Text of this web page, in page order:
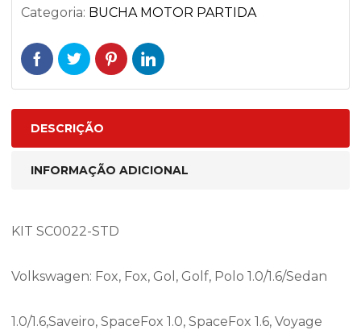
Categoria: BUCHA MOTOR PARTIDA
DESCRIÇÃO
INFORMAÇÃO ADICIONAL
KIT SC0022-STD
Volkswagen: Fox, Fox, Gol, Golf, Polo 1.0/1.6/Sedan
1.0/1.6,Saveiro, SpaceFox 1.0, SpaceFox 1.6, Voyage